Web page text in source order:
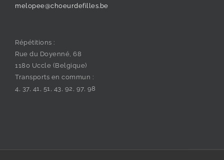
melopee@choeurdefilles.be
Répétitions :
Rue du Doyenné, 68
1180 Uccle (Belgique)
Transports en commun :
4, 37, 41, 51, 43, 92, 97, 98